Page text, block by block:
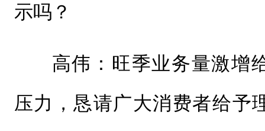
示吗？
高伟：旺季业务量激增
压力，恳请广大消费者给予